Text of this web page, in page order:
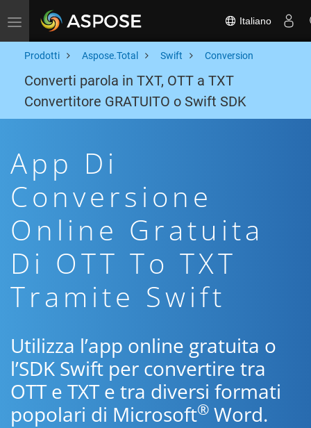
Toggle navigation Italiano
Prodotti Aspose.Total Swift Conversion
Converti parola in TXT, OTT a TXT
Convertitore GRATUITO o Swift SDK
App Di
Conversione
Online Gratuita
Di OTT To TXT
Tramite Swift
Utilizza l’app online gratuita o
l’SDK Swift per convertire tra
OTT e TXT e tra diversi formati
popolari di Microsoft® Word.